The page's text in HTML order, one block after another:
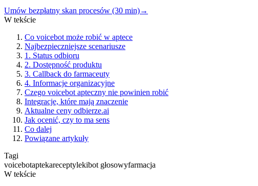
Umów bezpłatny skan procesów (30 min)→
W tekście
Co voicebot może robić w aptece
Najbezpieczniejsze scenariusze
1. Status odbioru
2. Dostępność produktu
3. Callback do farmaceuty
4. Informacje organizacyjne
Czego voicebot apteczny nie powinien robić
Integracje, które mają znaczenie
Aktualne ceny odbierze.ai
Jak ocenić, czy to ma sens
Co dalej
Powiązane artykuły
Tagi
voicebotaptekareceptylekibot głosowyfarmacja
W tekście